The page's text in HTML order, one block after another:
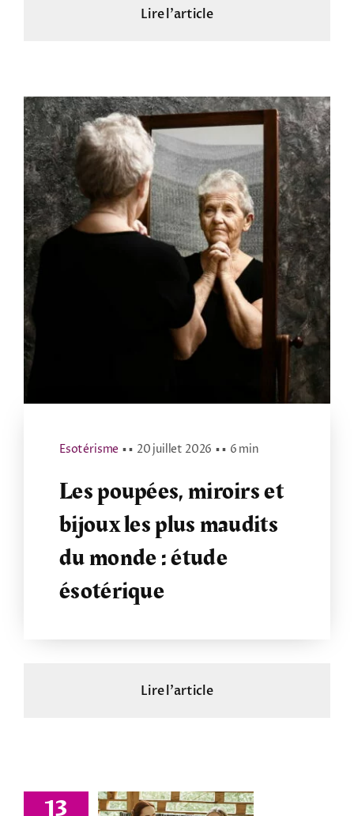
Lire l'article
Esotérisme ▪ ▪ 20 juillet 2026 ▪ ▪ 6 min
Les poupées, miroirs et
bijoux les plus maudits
du monde : étude
ésotérique
Lire l'article
13